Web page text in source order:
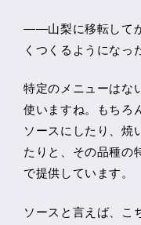
――山梨に移転して
くつくるようになっ
特定のメニューはな
使いますね。もちろ
ソースにしたり、焼
たりと、その品種の
で提供しています。
ソースと言えば、こ